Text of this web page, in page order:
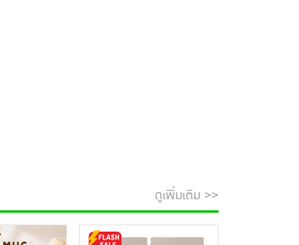
ดูเพิ่มเติม >>